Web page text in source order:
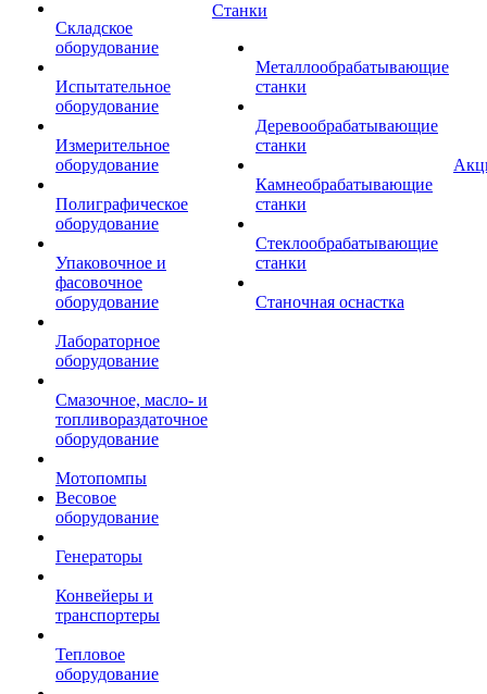
Складское
оборудование
Испытательное
оборудование
Измерительное
оборудование
Полиграфическое
оборудование
Упаковочное и
фасовочное
оборудование
Лабораторное
оборудование
Смазочное, масло- и
топливораздаточное
оборудование
Мотопомпы
Весовое
оборудование
Генераторы
Конвейеры и
транспортеры
Тепловое
оборудование
Станки
Металлообрабатывающие
станки
Деревообрабатывающие
станки
Камнеобрабатывающие
станки
Стеклообрабатывающие
станки
Станочная оснастка